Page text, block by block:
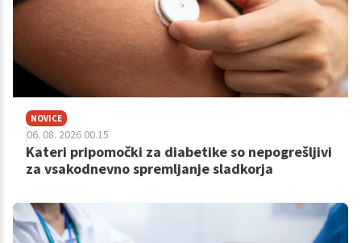
življenju s sladkorno boleznijo, športu, trenutkih dvoma in
razlogih, zakaj še vedno vedno znova izbere polno življenje.
NOVICE
06. 08. 2026 00.15
Kateri pripomočki za diabetike so nepogrešljivi
za vsakodnevno spremljanje sladkorja